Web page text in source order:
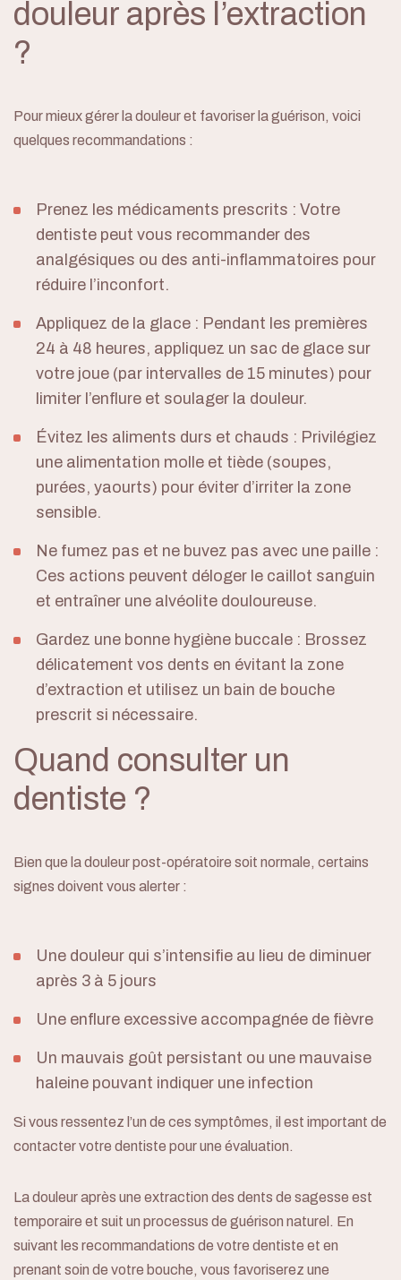
Services
Blogue
Urgence
Prendre rendez-vous
douleur après l’extraction
?
Pour mieux gérer la douleur et favoriser la guérison, voici
quelques recommandations :
Prenez les médicaments prescrits : Votre
dentiste peut vous recommander des
analgésiques ou des anti-inflammatoires pour
réduire l’inconfort.
Appliquez de la glace : Pendant les premières
24 à 48 heures, appliquez un sac de glace sur
votre joue (par intervalles de 15 minutes) pour
limiter l’enflure et soulager la douleur.
Évitez les aliments durs et chauds : Privilégiez
une alimentation molle et tiède (soupes,
purées, yaourts) pour éviter d’irriter la zone
sensible.
Ne fumez pas et ne buvez pas avec une paille :
Ces actions peuvent déloger le caillot sanguin
et entraîner une alvéolite douloureuse.
Gardez une bonne hygiène buccale : Brossez
délicatement vos dents en évitant la zone
d’extraction et utilisez un bain de bouche
prescrit si nécessaire.
Quand consulter un
dentiste ?
Bien que la douleur post-opératoire soit normale, certains
signes doivent vous alerter :
Une douleur qui s’intensifie au lieu de diminuer
après 3 à 5 jours
Une enflure excessive accompagnée de fièvre
Un mauvais goût persistant ou une mauvaise
haleine pouvant indiquer une infection
Si vous ressentez l’un de ces symptômes, il est important de
contacter votre dentiste pour une évaluation.
La douleur après une extraction des dents de sagesse est
temporaire et suit un processus de guérison naturel. En
suivant les recommandations de votre dentiste et en
prenant soin de votre bouche, vous favoriserez une